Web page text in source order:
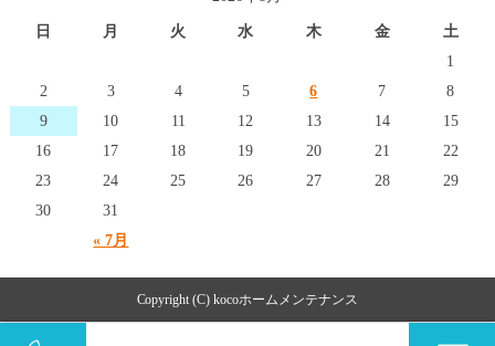
日 月 火 水 木 金 土
« 7月
1
2
3 4 5 6 7
8
9
10 11 12 13 14
15
16
17 18 19 20 21
22
23
24 25 26 27 28
29
30
31
Copyright (C) kocoホームメンテナンス